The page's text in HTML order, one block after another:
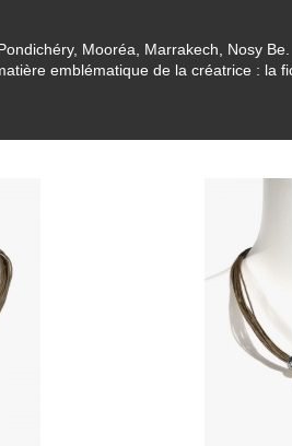
Mooréa, Marrakech, Nosy Be.
emblématique de la créatrice : la